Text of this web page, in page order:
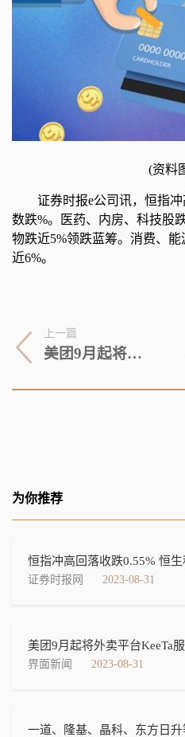
(资料
证券时报e公司讯，恒指
数跌%。医药、内房、科技股
物跌近5%领跌蓝筹。消费、
近6%。
上一篇
美团9月起将外卖平台KeeTa服务范围扩大到港岛
为你推荐
恒指冲高回落收跌0.55% 恒
证券时报网 2023-08-31
美团9月起将外卖平台KeeTa
界面新闻 2023-08-31
一道、隆基、晶科、东方日